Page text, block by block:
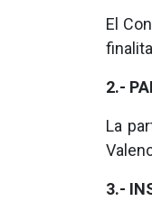
El
2.-
La
3.-